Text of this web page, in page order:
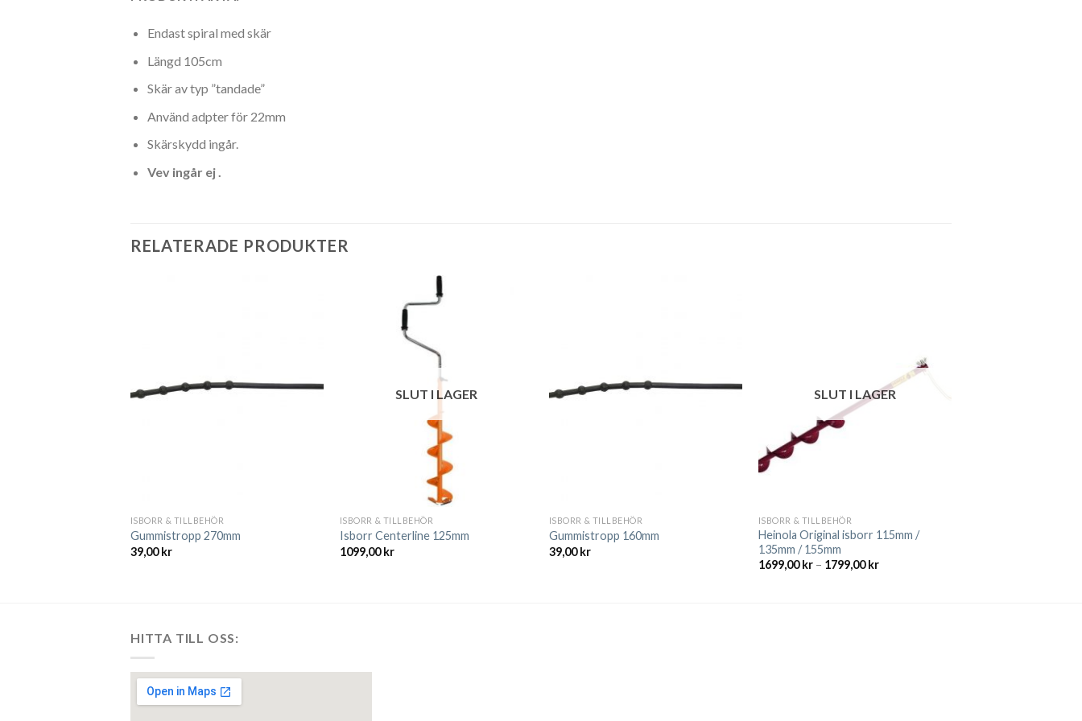
Endast spiral med skär
Längd 105cm
Skär av typ ”tandade”
Använd adpter för 22mm
Skärskydd ingår.
Vev ingår ej .
RELATERADE PRODUKTER
ISBORR & TILLBEHÖR
Gummistropp 270mm
39,00kr
SLUT I LAGER
ISBORR & TILLBEHÖR
Isborr Centerline 125mm
1099,00kr
ISBORR & TILLBEHÖR
Gummistropp 160mm
39,00kr
SLUT I LAGER
ISBORR & TILLBEHÖR
Heinola Original isborr 115mm /
135mm / 155mm
1699,00kr – 1799,00krPrisintervall:
HITTA TILL OSS: